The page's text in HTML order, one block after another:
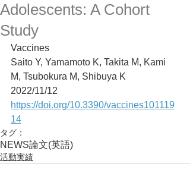
Adolescents: A Cohort
Study
Vaccines
Saito Y, Yamamoto K, Takita M, Kami
M, Tsubokura M, Shibuya K
2022/11/12
https://doi.org/10.3390/vaccines101119
14
タグ：
NEWS論文(英語)
活動実績